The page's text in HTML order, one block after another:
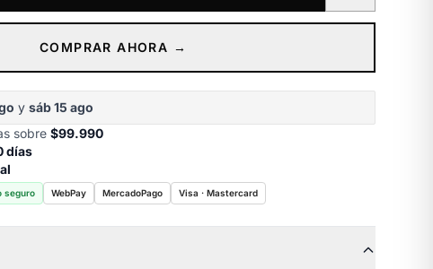
COMPRAR AHORA →
y sáb 15 ago
sobre $99.990
días
seguro WebPay MercadoPago Visa · Mastercard